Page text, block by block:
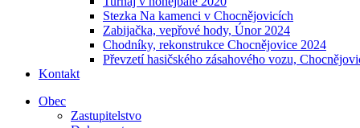
Stezka Na kamenci v Chocnějovicích
Zabijačka, vepřové hody, Únor 2024
Chodníky, rekonstrukce Chocnějovice 2024
Převzetí hasičského zásahového vozu,
Kontakt
Obec
Zastupitelstvo